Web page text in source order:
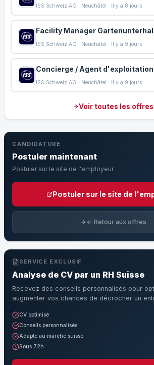
ISS Schweiz AG · Neuchâtel · Il y a 8 jours
Facility Manager
ISS Schweiz AG · Neuchâtel · Il y a 9 jours
Concierge / Agent d'exploitation
ISS Schweiz AG · Neuchâtel · Il y a 9 jours
Voir toutes les offres
CANDIDATURE
Postuler maintenant
Postuler sur le site de l'employeur
Postuler sur le site de
← Retour aux offres
SERVICE EXCLUSIF
Analyse de CV par un RH Suisse
Recevez des conseils personnalisés pour
augmenter vos chances de décrocher un
CV optimisé
Conseils personnalisés
Adapté au marché suisse
Sous 72h